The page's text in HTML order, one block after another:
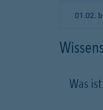
01.02.
Was